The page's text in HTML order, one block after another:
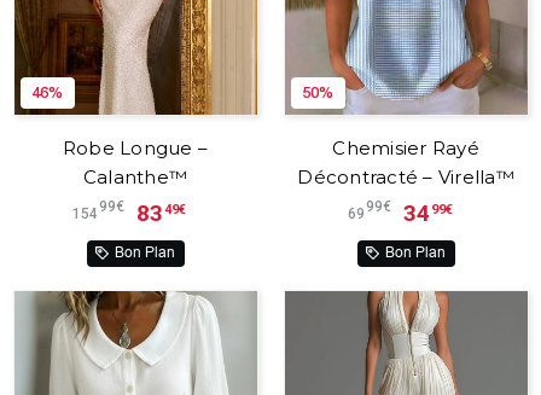
46%
Robe Longue –
Calanthe™
15499€ 8349€
Bon Plan
50%
Chemisier Rayé
Décontracté – Virella™
6999€ 34 99€
Bon Plan